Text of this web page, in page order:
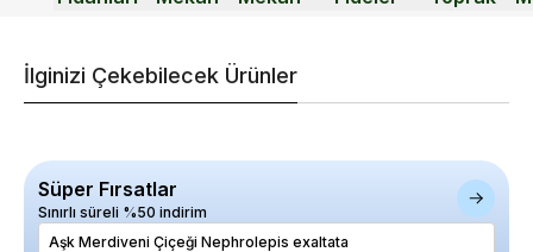
İlginizi Çekebilecek Ürünler
Süper Fırsatlar
Sınırlı süreli %50 indirim
Aşk Merdiveni Çiçeği Nephrolepis exaltata